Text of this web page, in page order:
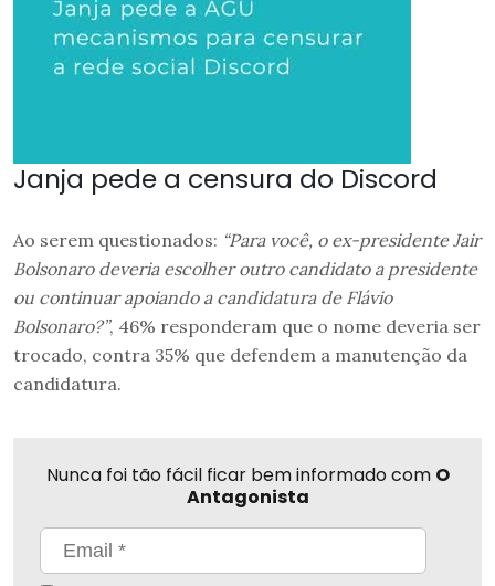
Janja pede a censura do Discord
Ao serem questionados: “Para você, o ex-presidente Jair
Bolsonaro deveria escolher outro candidato a presidente
ou continuar apoiando a candidatura de Flávio
Bolsonaro?”, 46% responderam que o nome deveria ser
trocado, contra 35% que defendem a manutenção da
candidatura.
Nunca foi tão fácil ficar bem informado com O
Antagonista